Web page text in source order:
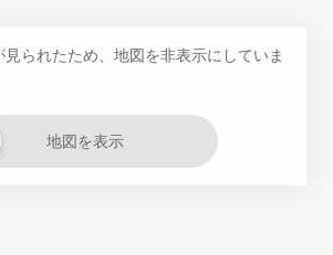
られたため、地図を非表示にしていま
地図を表示